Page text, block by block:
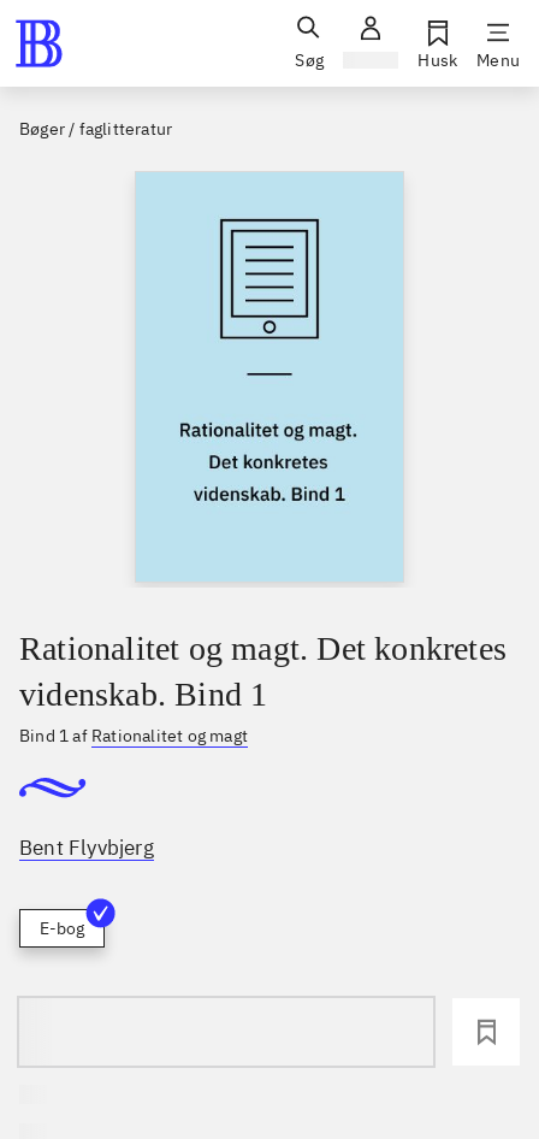
Søg Husk Menu
Bøger / faglitteratur
Rationalitet og magt. Det konkretes
videnskab. Bind 1
Bind 1 af Rationalitet og magt
Bent Flyvbjerg
E-bog